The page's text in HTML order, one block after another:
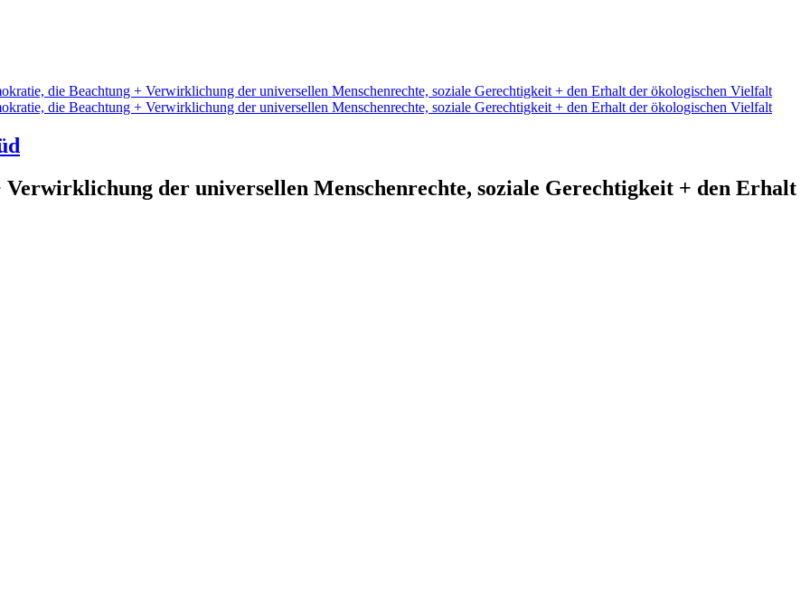
der universellen Menschenrechte, soziale Gerechtigkeit + den Erhalt